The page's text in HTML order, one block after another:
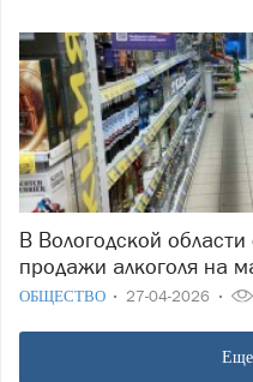
В Вологодской области стал известен график
продажи алкоголя на
ОБЩЕСТВО 27-04-2026
Еще